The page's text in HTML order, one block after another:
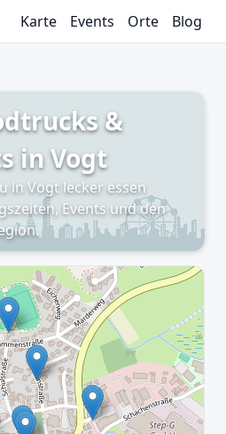
Karte Events Orte Blog
&
in Vogt
in Vogt lecker essen
Events und den